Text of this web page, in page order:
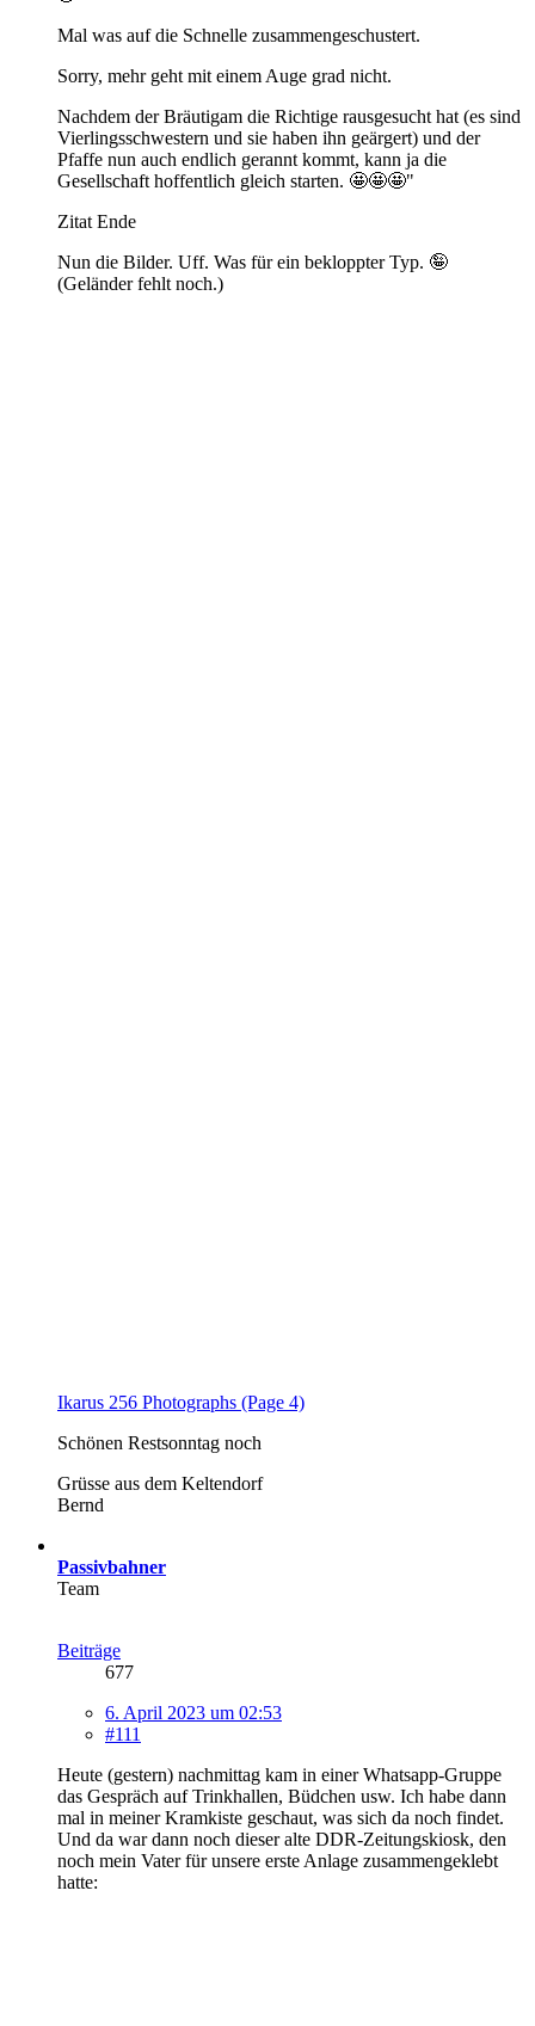
Mal was auf die Schnelle zusammengeschustert.
Sorry, mehr geht mit einem Auge grad nicht.
Nachdem der Bräutigam die Richtige rausgesucht hat (es sind
Vierlingsschwestern und sie haben ihn geärgert) und der
Pfaffe nun auch endlich gerannt kommt, kann ja die
Gesellschaft hoffentlich gleich starten. 🤩🤩🤩"
Zitat Ende
Nun die Bilder. Uff. Was für ein bekloppter Typ. 🤪
(Geländer fehlt noch.)
Ikarus 256 Photographs (Page 4)
Schönen Restsonntag noch
Grüsse aus dem Keltendorf
Bernd
Passivbahner
Team
Beiträge
677
6. April 2023 um 02:53
#111
Heute (gestern) nachmittag kam in einer Whatsapp-Gruppe
das Gespräch auf Trinkhallen, Büdchen usw. Ich habe dann
mal in meiner Kramkiste geschaut, was sich da noch findet.
Und da war dann noch dieser alte DDR-Zeitungskiosk, den
noch mein Vater für unsere erste Anlage zusammengeklebt
hatte: